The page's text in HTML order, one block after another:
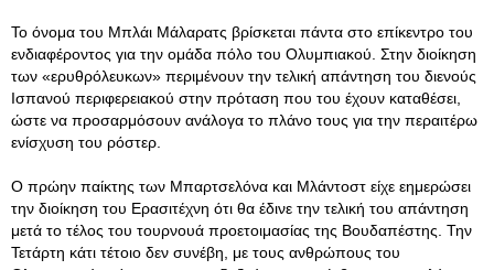
Το όνομα του Μπλάι Μάλαρατς βρίσκεται πάντα στο επίκεντρο του
ενδιαφέροντος για την ομάδα πόλο του Ολυμπιακού. Στην διοίκηση
των «ερυθρόλευκων» περιμένουν την τελική απάντηση του διενούς
Ισπανού περιφερειακού στην πρόταση που του έχουν καταθέσει,
ώστε να προσαρμόσουν ανάλογα το πλάνο τους για την περαιτέρω
ενίσχυση του ρόστερ.
Ο πρώην παίκτης των Μπαρτσελόνα και Μλάντοστ είχε εημερώσει
την διοίκηση του Ερασιτέχνη ότι θα έδινε την τελική του απάντηση
μετά το τέλος του τουρνουά προετοιμασίας της Βουδαπέστης. Την
Τετάρτη κάτι τέτοιο δεν συνέβη, με τους ανθρώπους του